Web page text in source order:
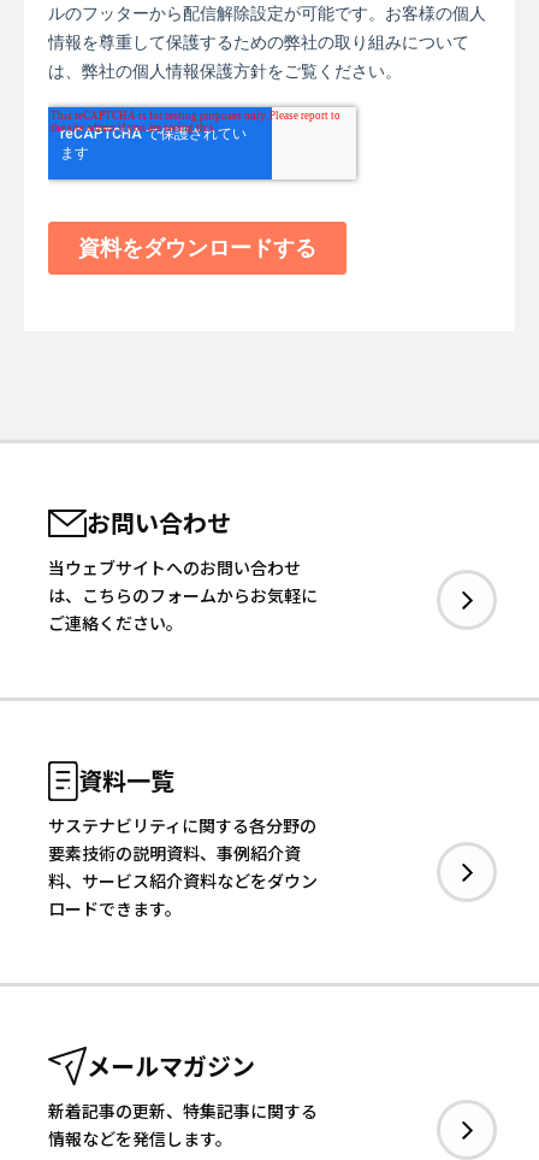
お問い合わせ
当ウェブサイトへのお問い合わせ
は、こちらのフォームからお気軽に
ご連絡ください。
資料一覧
サステナビリティに関する各分野の
要素技術の説明資料、事例紹介資
料、サービス紹介資料などをダウン
ロードできます。
メールマガジン
新着記事の更新、特集記事に関する
情報などを発信します。